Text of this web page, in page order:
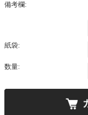
備考欄:
紙袋:
数量: